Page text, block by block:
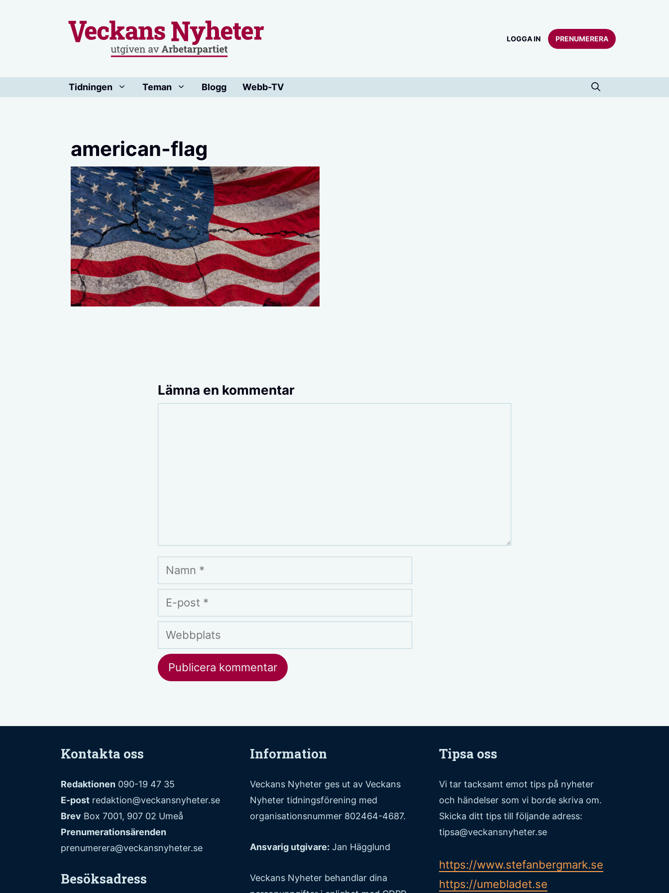
LOGGA IN PRENUMERERA
Tidningen Teman Blogg Webb-TV
american-flag
Lämna en kommentar
Namn
E-
post
Webbplats
Kontakta oss
Redaktionen 090-19 47 35
E-post redaktion@veckansnyheter.se
Brev Box 7001, 907 02 Umeå
Prenumerationsärenden
prenumerera@veckansnyheter.se
Besöksadress
Information
Veckans Nyheter ges ut av Veckans
Nyheter tidningsförening med
organisationsnummer 802464-4687.
Ansvarig utgivare: Jan Hägglund
Veckans Nyheter behandlar dina
Tipsa oss
Vi tar tacksamt emot tips på nyheter
och händelser som vi borde skriva om.
Skicka ditt tips till följande adress:
tipsa@veckansnyheter.se
https://www.stefanbergmark.se
https://umebladet.se